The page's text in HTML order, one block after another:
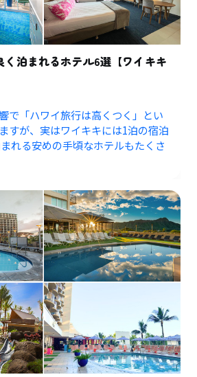
く泊まれるホテル6選【ワイキキ
で「ハワイ旅行は高くつく」とい
すが、実はワイキキには1泊の宿泊
れる安めの手頃なホテルもたくさ